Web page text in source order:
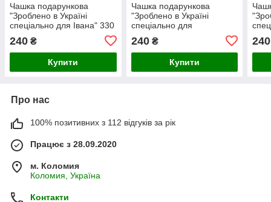
Чашка подарункова
"Зроблено в Україні
спеціально для Івана" 330
мл (ім'я обирається при
замовлені)
240 ₴
Купити
Чашка подарункова
"Зроблено в Україні
спеціально для
Володимира" 330 мл (ім'я
обирається при
замовлені)
240₴
Купити
при
240
Про нас
100% позитивних з 112 відгуків за рік
Працює з 28.09.2020
м. Коломия
Коломия, Україна
Контакти